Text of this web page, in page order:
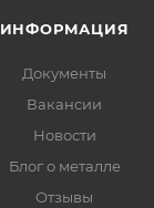
ИНФОРМАЦИЯ
Документы
Вакансии
Новости
Блог о металле
Отзывы